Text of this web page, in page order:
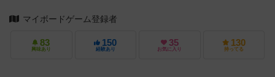
マイボードゲーム登録者
83
興味あり
150
経験あり
35
お気に入り
130
持ってる